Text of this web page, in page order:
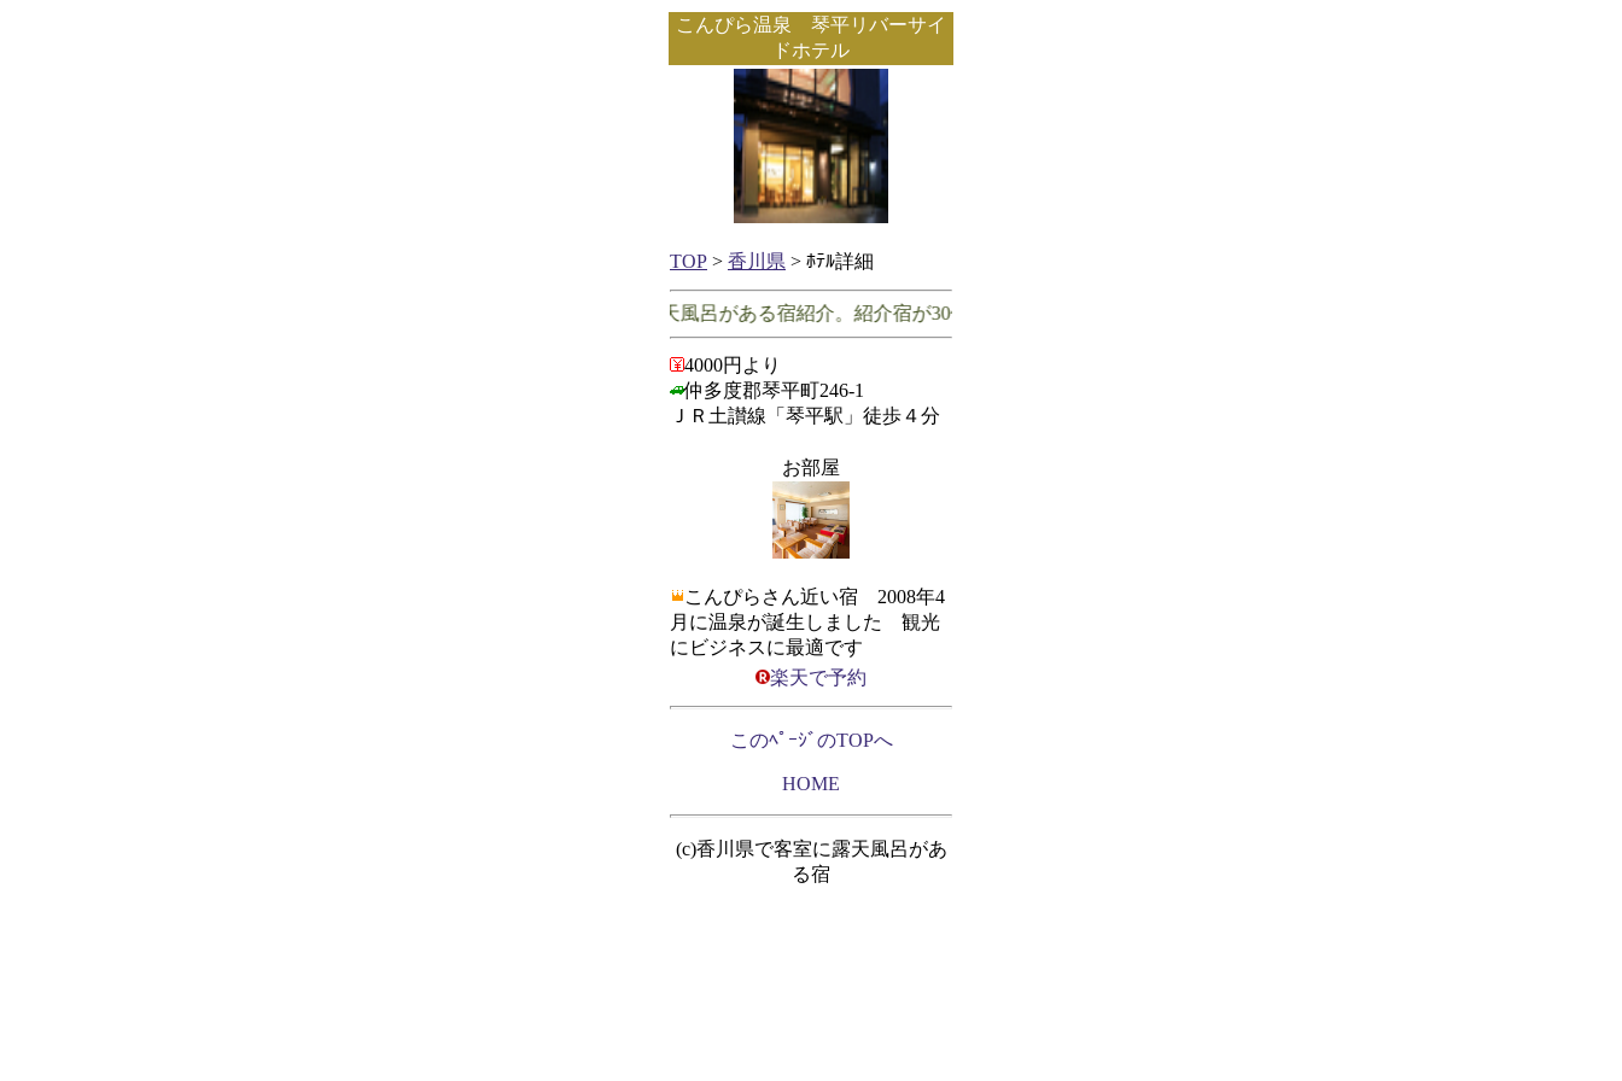
こんぴら温泉 琴平リバーサイ
ドホテル
TOP > 香川県 > ﾎﾃﾙ詳細
香川県で客室に露天風呂がある宿紹介。紹介宿が30件未満の場合は露天風呂のある宿の案内も。
4000円より
仲多度郡琴平町246-1
ＪＲ土讃線「琴平駅」徒歩４分
お部屋
こんぴらさん近い宿 2008年4
月に温泉が誕生しました 観光
にビジネスに最適です
楽天で予約
このﾍﾟｰｼﾞのTOPへ
HOME
(c)香川県で客室に露天風呂があ
る宿